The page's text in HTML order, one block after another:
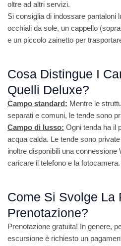
oltre ad altri servizi.
Si consiglia di indossare pantaloni
occhiali da sole, un cappello
e un piccolo zainetto per
Cosa Distingue I
Quelli Deluxe?
Campo standard: Mentre le
separati e comuni, le tende sono
Campo di lusso: Ogni tenda ha il
acqua calda. Le tende sono private
inoltre disponibili una connessione
caricare il telefono e la fotocamera.
Come Si Svolge La
Prenotazione?
Prenotazione gratuita! In genere,
escursione è richiesto un